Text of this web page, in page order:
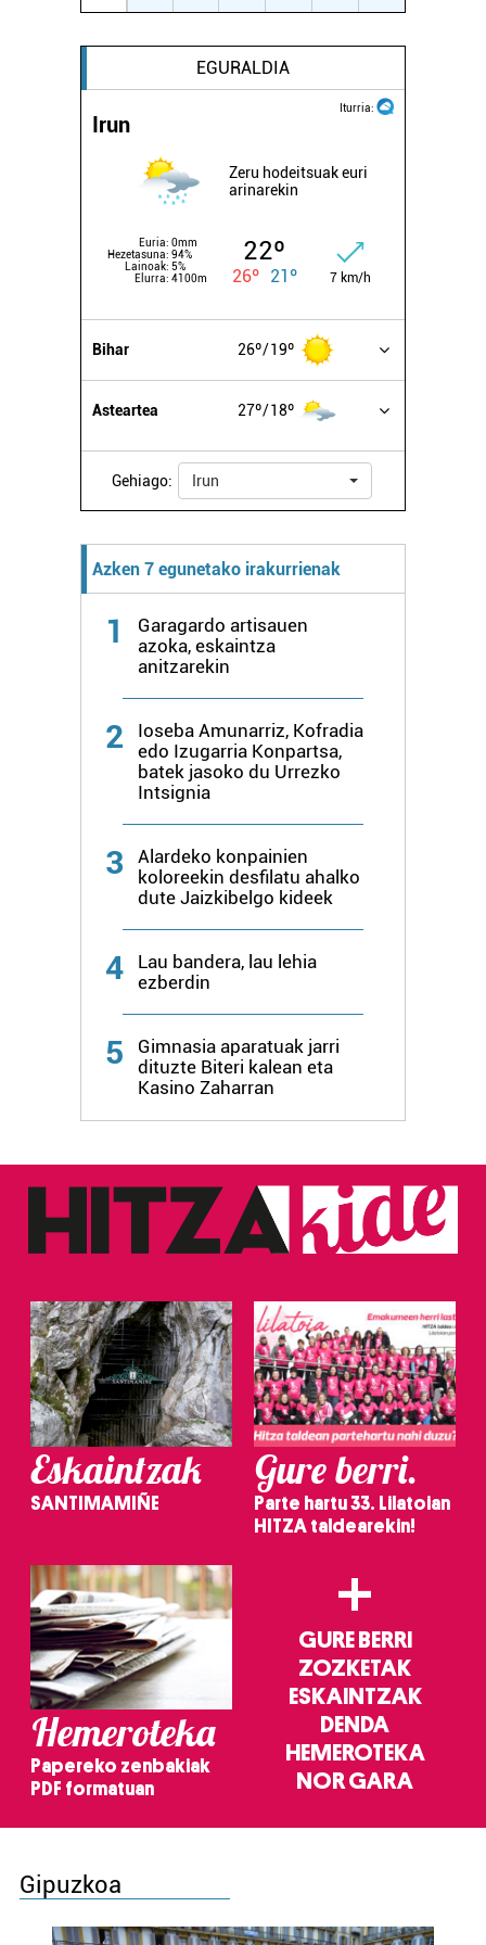
EGURALDIA
Iturria:
Irun
Zeru hodeitsuak euri
arinarekin
Euria: 0mm
Hezetasuna: 94%
Lainoak: 5%
Elurra: 4100m
22º
26º 21º 7 km/h
Bihar 26º 19º
Asteartea 27º 18º
Gehiago: Irun
Azken 7 egunetako irakurrienak
1
Garagardo artisauen
azoka, eskaintza
anitzarekin
2
Ioseba Amunarriz, Kofradia
edo Izugarria Konpartsa,
batek jasoko du Urrezko
Intsignia
3
Alardeko konpainien
koloreekin desfilatu ahalko
dute Jaizkibelgo kideek
4
Lau bandera, lau lehia
ezberdin
5
Gimnasia aparatuak jarri
dituzte Biteri kalean eta
Kasino Zaharran
Eskaintzak
SANTIMAMIÑE
Gure berri.
Parte hartu 33. Lilatoian
HITZA taldearekin!
Hemeroteka
Papereko zenbakiak
PDF formatuan
+
GURE BERRI
ZOZKETAK
ESKAINTZAK
DENDA
HEMEROTEKA
NOR GARA
Gipuzkoa